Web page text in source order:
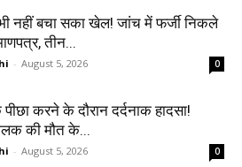
नहीं बचा सका खेल! जांच में फर्जी निकले
तीन...
- August 5, 2026 0
करने के दौरान दर्दनाक हादसा!
की मौत के...
- August 5, 2026 0